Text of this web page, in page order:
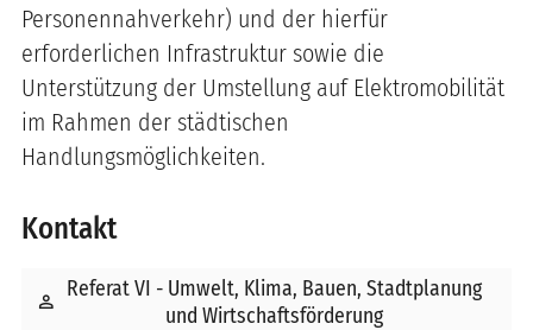
Personennahverkehr) und der hierfür
erforderlichen Infrastruktur sowie die
Unterstützung der Umstellung auf Elektromobilität
im Rahmen der städtischen
Handlungsmöglichkeiten.
Kontakt
person
Referat VI - Umwelt, Klima, Bauen, Stadtplanung
und Wirtschaftsförderung